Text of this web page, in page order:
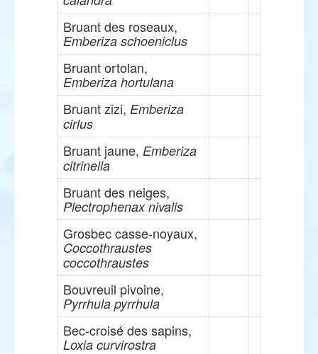
Bruant des roseaux,
Emberiza schoeniclus
Bruant ortolan,
Emberiza hortulana
Bruant zizi, Emberiza
cirlus
Bruant jaune, Emberiza
citrinella
Bruant des neiges,
Plectrophenax nivalis
Grosbec casse-noyaux,
Coccothraustes
coccothraustes
Bouvreuil pivoine,
Pyrrhula pyrrhula
Bec-croisé des sapins,
Loxia curvirostra